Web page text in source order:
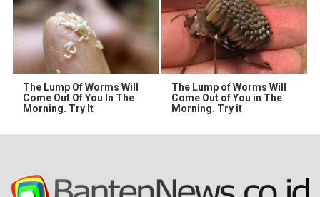
The Lump Of Worms Will
Come Out Of You In The
Morning. Try It
The Lump of Worms Will
Come Out of You in The
Morning. Try it